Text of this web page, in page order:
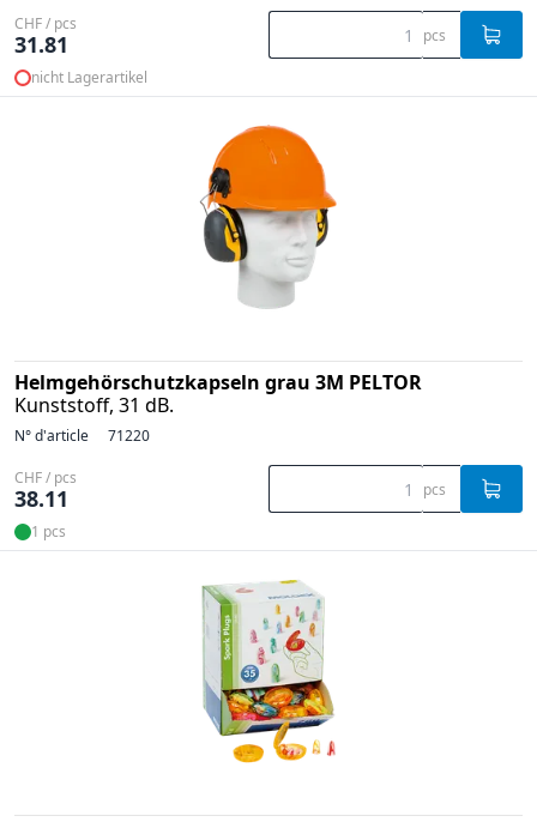
CHF / pcs
31.81 pcs
nicht Lagerartikel
Helmgehörschutzkapseln grau 3M PELTOR
Kunststoff, 31 dB.
N° d'article 71220
CHF / pcs
38.11 pcs
1 pcs